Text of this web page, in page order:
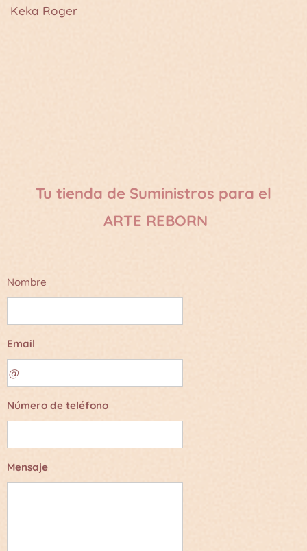
Keka Roger
Tu tienda de Suministros para el
ARTE REBORN
Nombre
Email
Número de teléfono
Mensaje